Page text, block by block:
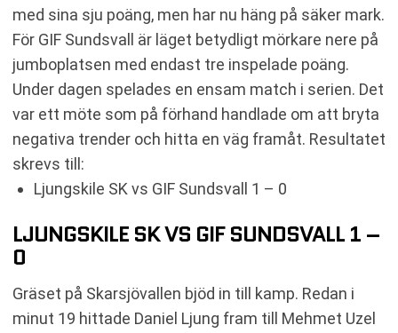
med sina sju poäng, men har nu häng på säker mark.
För GIF Sundsvall är läget betydligt mörkare nere på
jumboplatsen med endast tre inspelade poäng.
Under dagen spelades en ensam match i serien. Det
var ett möte som på förhand handlade om att bryta
negativa trender och hitta en väg framåt. Resultatet
skrevs till:
Ljungskile SK vs GIF Sundsvall 1 – 0
LJUNGSKILE SK VS GIF SUNDSVALL 1 –
0
Gräset på Skarsjövallen bjöd in till kamp. Redan i
minut 19 hittade Daniel Ljung fram till Mehmet Uzel